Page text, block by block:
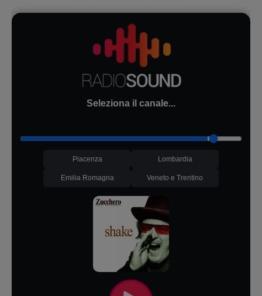
Seleziona il canale...
Piacenza Lombardia
Emilia Romagna Veneto e Trentino